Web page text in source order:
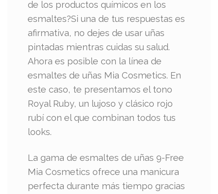
de los productos químicos en los
esmaltes?Si una de tus respuestas es
afirmativa, no dejes de usar uñas
pintadas mientras cuidas su salud.
Ahora es posible con la línea de
esmaltes de uñas Mia Cosmetics. En
este caso, te presentamos el tono
Royal Ruby, un lujoso y clásico rojo
rubí con el que combinan todos tus
looks.
La gama de esmaltes de uñas 9-Free
Mia Cosmetics ofrece una manicura
perfecta durante más tiempo gracias